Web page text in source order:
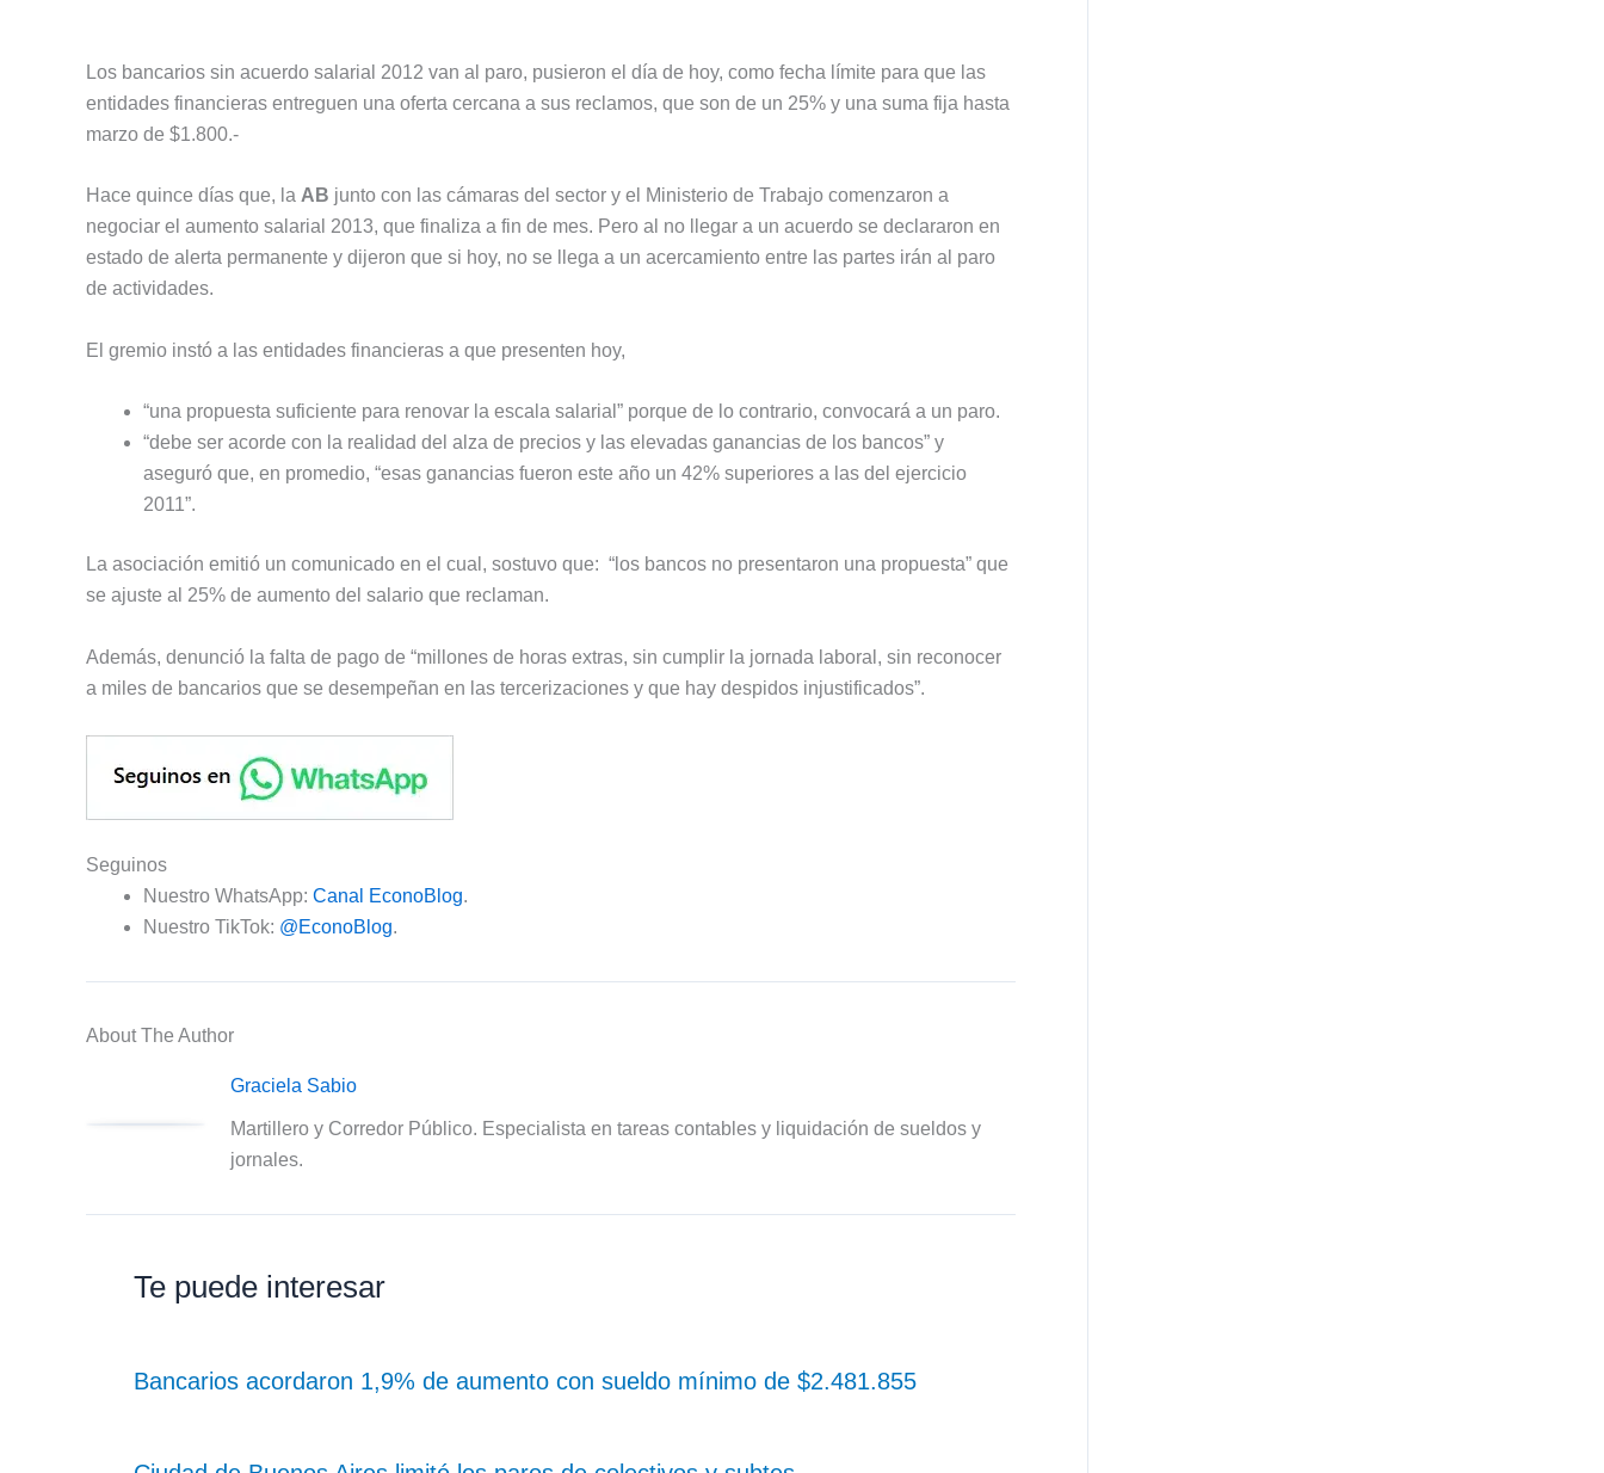
Los bancarios sin acuerdo salarial 2012 van al paro, pusieron el día de hoy, como fecha límite para que las
entidades financieras entreguen una oferta cercana a sus reclamos, que son de un 25% y una suma fija hasta
marzo de $1.800.-
Hace quince días que, la AB junto con las cámaras del sector y el Ministerio de Trabajo comenzaron a
negociar el aumento salarial 2013, que finaliza a fin de mes. Pero al no llegar a un acuerdo se declararon en
estado de alerta permanente y dijeron que si hoy, no se llega a un acercamiento entre las partes irán al paro
de actividades.
El gremio instó a las entidades financieras a que presenten hoy,
“una propuesta suficiente para renovar la escala salarial” porque de lo contrario, convocará a un paro.
“debe ser acorde con la realidad del alza de precios y las elevadas ganancias de los bancos” y
aseguró que, en promedio, “esas ganancias fueron este año un 42% superiores a las del ejercicio
2011”.
La asociación emitió un comunicado en el cual, sostuvo que: “los bancos no presentaron una propuesta” que
se ajuste al 25% de aumento del salario que reclaman.
Además, denunció la falta de pago de “millones de horas extras, sin cumplir la jornada laboral, sin reconocer
a miles de bancarios que se desempeñan en las tercerizaciones y que hay despidos injustificados”.
Seguinos
Nuestro WhatsApp: Canal EconoBlog.
Nuestro TikTok: @EconoBlog.
About The Author
Graciela Sabio
Martillero y Corredor Público. Especialista en tareas contables y liquidación de sueldos y
jornales.
Te puede interesar
Bancarios acordaron 1,9% de aumento con sueldo mínimo de $2.481.855